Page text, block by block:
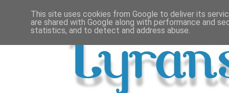
This site uses cookies from Google to deliver its
are shared with Google along with performance and
statistics, and to detect and address abuse.